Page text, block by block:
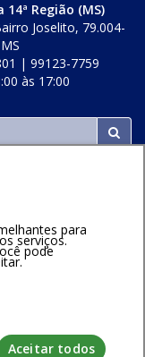
Região (MS)
Joselito, 79.004-
| 99123-7759
às 17:00
Voltar ao topo
Tecnologia da
para
serviços.
pode
Aceitar todos